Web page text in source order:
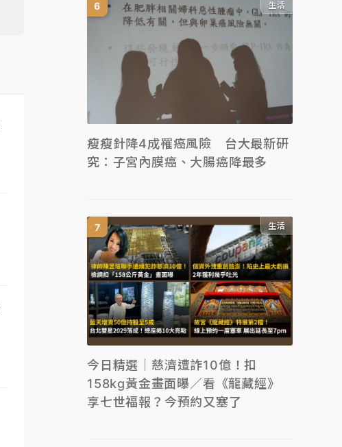
生活
瘦瘦針降4成罹癌風險 台大最新研
究：子宮內膜癌、大腸癌降最多
生活
今日精選｜慈濟遭詐10億！扣
158kg黃金畫面曝／看《龍藏經》
享七世福報？今預約又塞了